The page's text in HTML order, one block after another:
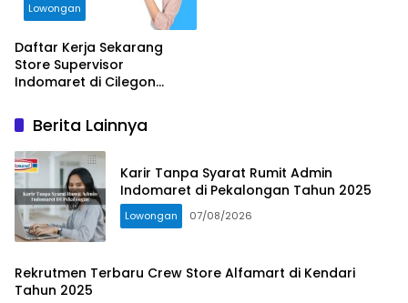
Lowongan
Daftar Kerja Sekarang
Store Supervisor
Indomaret di Cilegon
Berita Lainnya
Karir Tanpa Syarat Rumit Admin
Indomaret di Pekalongan Tahun 2025
Lowongan 07/08/2026
Rekrutmen Terbaru Crew Store Alfamart di Kendari
Tahun 2025